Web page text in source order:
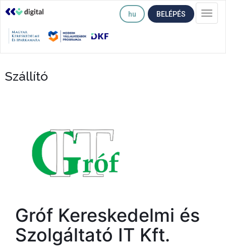
hu BELÉPÉS
Szállító
Gróf Kereskedelmi és
Szolgáltató IT Kft.